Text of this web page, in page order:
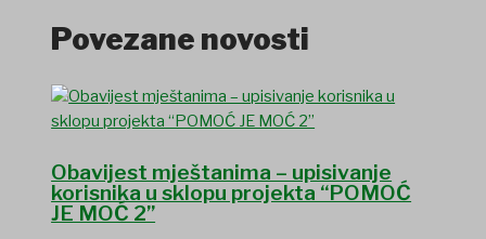
Povezane novosti
Obavijest mještanima – upisivanje
korisnika u sklopu projekta “POMOĆ
JE MOĆ 2”